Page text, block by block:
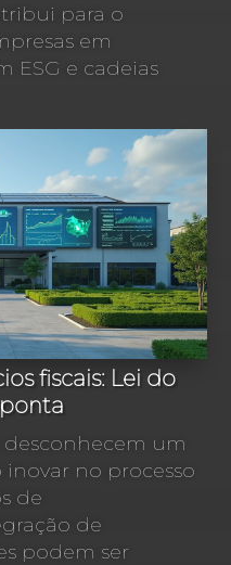
para o
em
ESG e cadeias
fiscais: Lei do
desconhecem um
no processo
de
de
podem ser